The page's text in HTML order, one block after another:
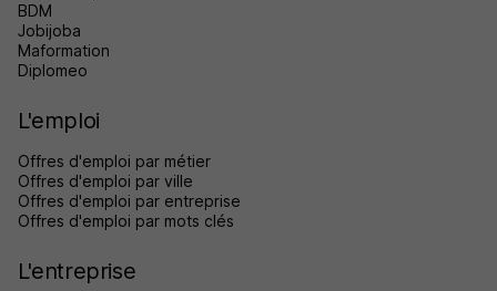
BDM
Jobijoba
Maformation
Diplomeo
L'emploi
Offres d'emploi par métier
Offres d'emploi par ville
Offres d'emploi par entreprise
Offres d'emploi par mots clés
L'entreprise